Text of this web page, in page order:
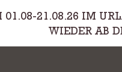
21.08.26 IM
WIEDER AB